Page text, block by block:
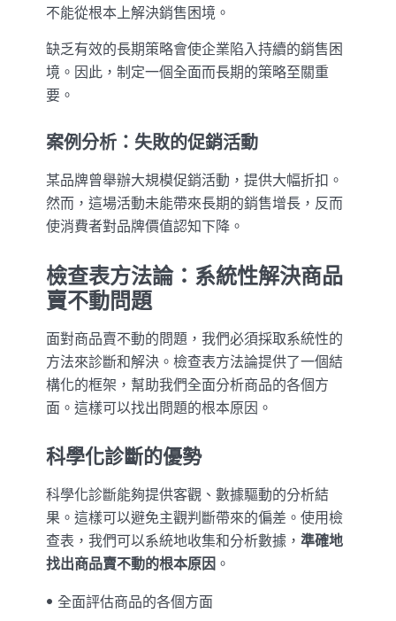
不能從根本上解決銷售困境。
缺乏有效的長期策略會使企業陷入持續的銷售困
境。因此，制定一個全面而長期的策略至關重
要。
案例分析：失敗的促銷活動
某品牌曾舉辦大規模促銷活動，提供大幅折扣。
然而，這場活動未能帶來長期的銷售增長，反而
使消費者對品牌價值認知下降。
檢查表方法論：系統性解決商品
賣不動問題
面對商品賣不動的問題，我們必須採取系統性的
方法來診斷和解決。檢查表方法論提供了一個結
構化的框架，幫助我們全面分析商品的各個方
面。這樣可以找出問題的根本原因。
科學化診斷的優勢
科學化診斷能夠提供客觀、數據驅動的分析結
果。這樣可以避免主觀判斷帶來的偏差。使用檢
查表，我們可以系統地收集和分析數據， 準確地
找出商品賣不動的根本原因 。
全面評估商品的各個方面